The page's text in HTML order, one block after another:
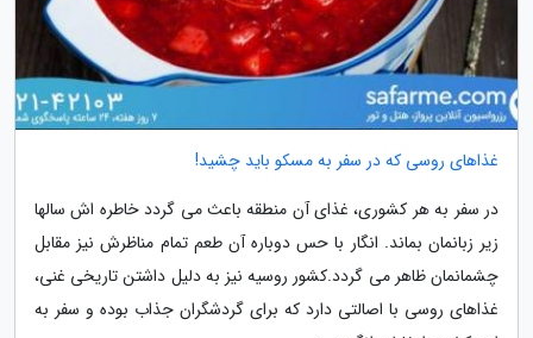
غذاهای روسی که در سفر به مسکو باید چشید!
در سفر به هر کشوری، غذای آن منطقه باعث می گردد خاطره اش سالها
زیر زبانمان بماند. انگار با حس دوباره آن طعم تمام مناظرش نیز مقابل
چشمانمان ظاهر می گردد.کشور روسیه نیز به دلیل داشتن تاریخی غنی،
غذاهای روسی با اصالتی دارد که برای گردشگران جذاب بوده و سفر به